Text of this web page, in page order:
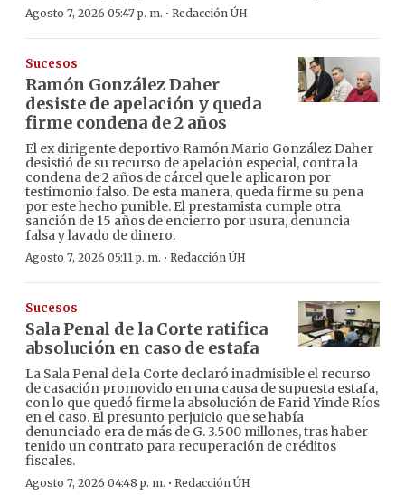
Agosto 7, 2026 05:47 p. m. · Redacción ÚH
Sucesos
Ramón González Daher
desiste de apelación y queda
firme condena de 2 años
El ex dirigente deportivo Ramón Mario González Daher
desistió de su recurso de apelación especial, contra la
condena de 2 años de cárcel que le aplicaron por
testimonio falso. De esta manera, queda firme su pena
por este hecho punible. El prestamista cumple otra
sanción de 15 años de encierro por usura, denuncia
falsa y lavado de dinero.
Agosto 7, 2026 05:11 p. m. · Redacción ÚH
Sucesos
Sala Penal de la Corte ratifica
absolución en caso de estafa
La Sala Penal de la Corte declaró inadmisible el recurso
de casación promovido en una causa de supuesta estafa,
con lo que quedó firme la absolución de Farid Yinde Ríos
en el caso. El presunto perjuicio que se había
denunciado era de más de G. 3.500 millones, tras haber
tenido un contrato para recuperación de créditos
fiscales.
Agosto 7, 2026 04:48 p. m. · Redacción ÚH